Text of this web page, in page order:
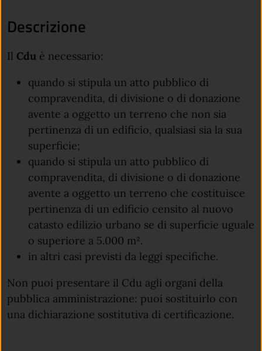
Descrizione
Il Cdu è necessario:
quando si stipula un atto pubblico di
compravendita, di divisione o di donazione
avente a oggetto un terreno che non sia
pertinenza di un edificio, qualsiasi sia la sua
superficie;
quando si stipula un atto pubblico di
compravendita, di divisione o di donazione
avente a oggetto un terreno che costituisce
pertinenza di un edificio censito al nuovo
catasto edilizio urbano se di superficie uguale
o superiore a 5.000 m².
in altri casi previsti da leggi specifiche.
Non puoi presentare il Cdu agli organi della
pubblica amministrazione: puoi sostituirlo con
una dichiarazione sostitutiva di certificazione.